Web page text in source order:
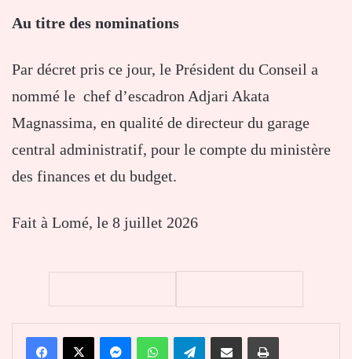
Au titre des nominations
Par décret pris ce jour, le Président du Conseil a
nommé le chef d’escadron Adjari Akata
Magnassima, en qualité de directeur du garage
central administratif, pour le compte du ministère
des finances et du budget.
Fait à Lomé, le 8 juillet 2026
FacebookX MessengerWhatsAppTelegramPartager par email Imprimer